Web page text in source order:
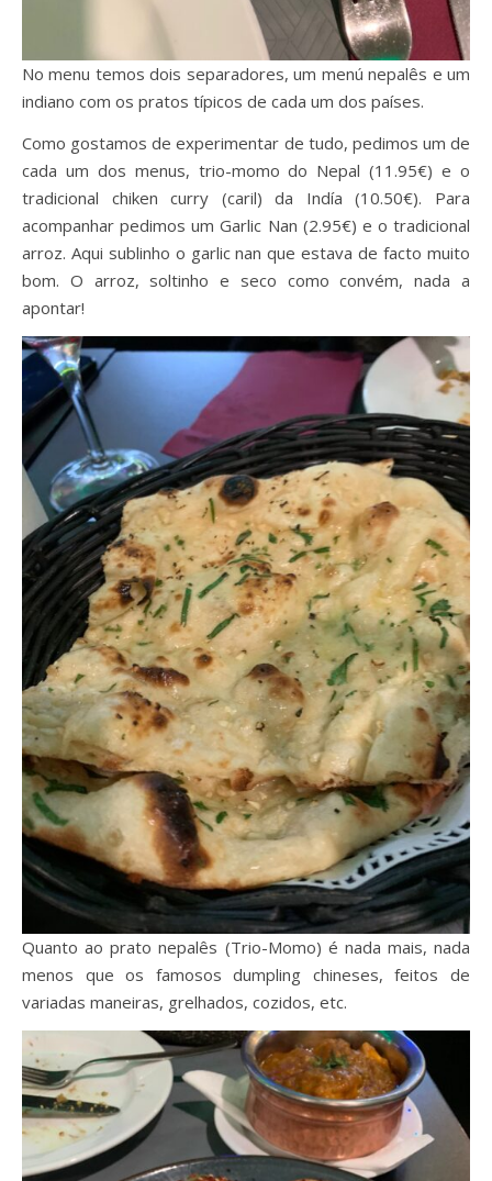
No menu temos dois separadores, um menú nepalês e um
indiano com os pratos típicos de cada um dos países.
Como gostamos de experimentar de tudo, pedimos um de
cada um dos menus, trio-momo do Nepal (11.95€) e o
tradicional chiken curry (caril) da Indía (10.50€). Para
acompanhar pedimos um Garlic Nan (2.95€) e o tradicional
arroz. Aqui sublinho o garlic nan que estava de facto muito
bom. O arroz, soltinho e seco como convém, nada a
apontar!
Quanto ao prato nepalês (Trio-Momo) é nada mais, nada
menos que os famosos dumpling chineses, feitos de
variadas maneiras, grelhados, cozidos, etc.